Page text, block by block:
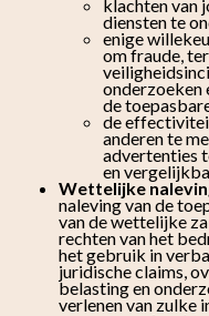
klachten van
diensten te
enige
om fraude,
onderzoeken
de
de
anderen te
advertenties
en
Wettelijke
naleving van de
van de wettelijke
rechten van het
het gebruik in
juridische claims,
belasting en
verlenen van zulke